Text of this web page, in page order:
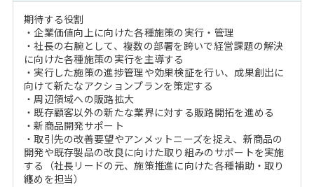
MBAを生かす求人特集
年齢と年収の相関図
MBA NETWORKING
期待する役割
・企業価値向上に向けた各種施策の実行・管理
・社長の右腕として、複数の部署を跨いで経営課題の解決
に向けた各種施策の実行を主導する
・実行した施策の進捗管理や効果検証を行い、成果創出に
向けて新たなアクションプランを策定する
・周辺領域への販路拡大
・既存顧客以外の新たな業界に対する販路開拓を進める
・新商品開発サポート
・取引先の改善要望やアンメットニーズを捉え、新商品の
開発や既存製品の改良に向けた取り組みのサポートを実施
する（社長リードの元、施策推進に向けた各種補助・取り
纏めを担当）